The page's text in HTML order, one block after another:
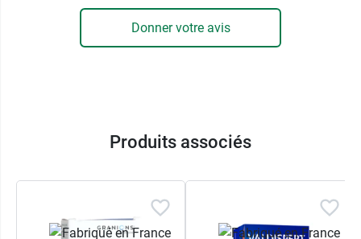
Donner votre avis
Produits associés